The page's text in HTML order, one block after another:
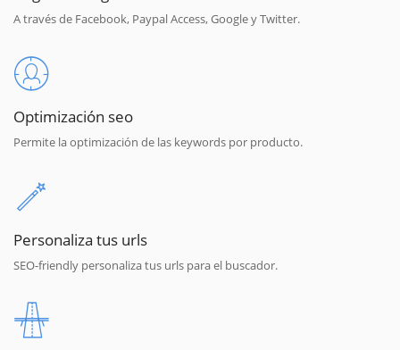
A través de Facebook, Paypal Access, Google y Twitter.
Optimización seo
Permite la optimización de las keywords por producto.
Personaliza tus urls
SEO-friendly personaliza tus urls para el buscador.